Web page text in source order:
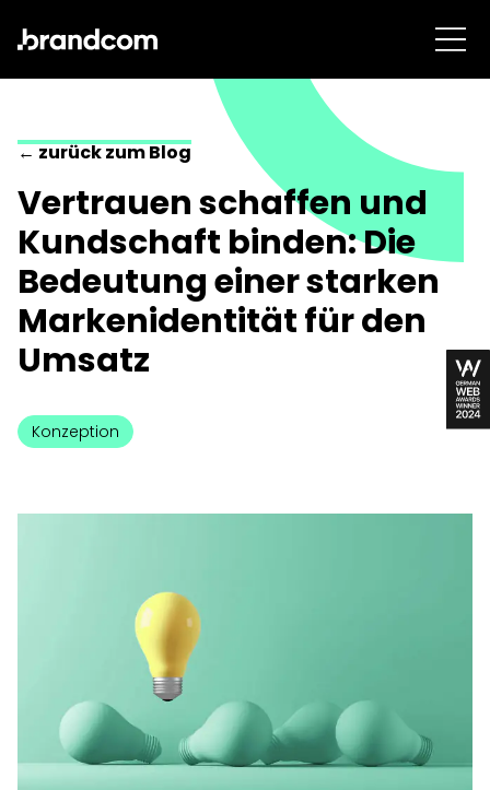
← zurück zum Blog
Vertrauen schaffen und
Kundschaft binden: Die
Bedeutung einer starken
Markenidentität für den
Umsatz
Konzeption